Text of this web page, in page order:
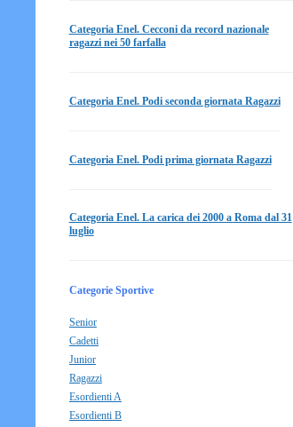
Categoria Enel. Cecconi da record nazionale
ragazzi nei 50 farfalla
Categoria Enel. Podi seconda giornata Ragazzi
Categoria Enel. Podi prima giornata Ragazzi
Categoria Enel. La carica dei 2000 a Roma dal 31
luglio
Categorie Sportive
Senior
Cadetti
Junior
Ragazzi
Esordienti A
Esordienti B